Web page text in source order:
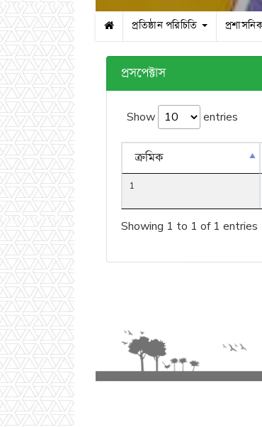
প্রতিষ্ঠান পরিচিতি
প্রসপেক্টাস
Show entries
ক্রমিক
1
Showing 1 to 1 of 1 entries